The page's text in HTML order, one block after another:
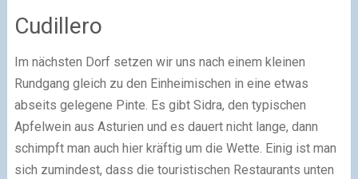
Cudillero
Im nächsten Dorf setzen wir uns nach einem kleinen
Rundgang gleich zu den Einheimischen in eine etwas
abseits gelegene Pinte. Es gibt Sidra, den typischen
Apfelwein aus Asturien und es dauert nicht lange, dann
schimpft man auch hier kräftig um die Wette. Einig ist man
sich zumindest, dass die touristischen Restaurants unten